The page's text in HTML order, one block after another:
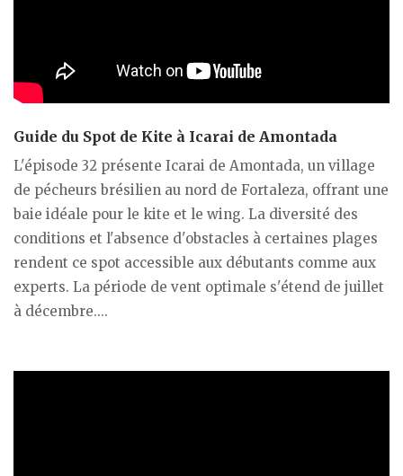
Guide du Spot de Kite à Icarai de Amontada
L'épisode 32 présente Icarai de Amontada, un village
de pécheurs brésilien au nord de Fortaleza, offrant une
baie idéale pour le kite et le wing. La diversité des
conditions et l'absence d'obstacles à certaines plages
rendent ce spot accessible aux débutants comme aux
experts. La période de vent optimale s'étend de juillet
à décembre....